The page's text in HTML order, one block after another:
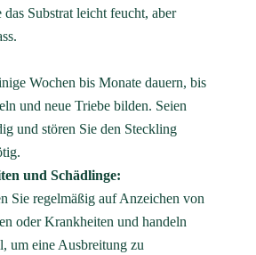
das Substrat leicht feucht, aber
Wochen bis Monate dauern, bis
und neue Triebe bilden. Seien
und stören Sie den Steckling
und Schädlinge:
Sie regelmäßig auf Anzeichen von
oder Krankheiten und handeln
um eine Ausbreitung zu